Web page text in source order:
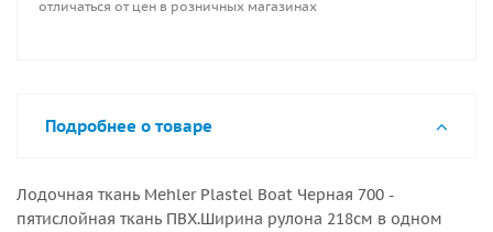
отличаться от цен в розничных магазинах
Подробнее о товаре
Лодочная ткань Mehler Plastel Boat Черная 700 -
пятислойная ткань ПВХ.Ширина рулона 218см в одном